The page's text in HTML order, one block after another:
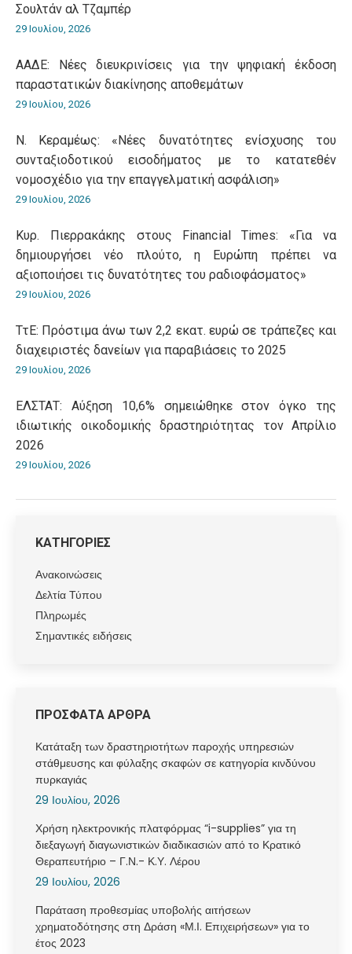
Σουλτάν αλ Τζαμπέρ
29 Ιουλίου, 2026
ΑΑΔΕ: Νέες διευκρινίσεις για την ψηφιακή έκδοση
παραστατικών διακίνησης αποθεμάτων
29 Ιουλίου, 2026
Ν. Κεραμέως: «Νέες δυνατότητες ενίσχυσης του
συνταξιοδοτικού εισοδήματος με το κατατεθέν
νομοσχέδιο για την επαγγελματική ασφάλιση»
29 Ιουλίου, 2026
Κυρ. Πιερρακάκης στους Financial Times: «Για να
δημιουργήσει νέο πλούτο, η Ευρώπη πρέπει να
αξιοποιήσει τις δυνατότητες του ραδιοφάσματος»
29 Ιουλίου, 2026
ΤτΕ: Πρόστιμα άνω των 2,2 εκατ. ευρώ σε τράπεζες και
διαχειριστές δανείων για παραβιάσεις το 2025
29 Ιουλίου, 2026
ΕΛΣΤΑΤ: Αύξηση 10,6% σημειώθηκε στον όγκο της
ιδιωτικής οικοδομικής δραστηριότητας τον Απρίλιο
2026
29 Ιουλίου, 2026
ΚΑΤΗΓΟΡΙΕΣ
Ανακοινώσεις
Δελτία Τύπου
Πληρωμές
Σημαντικές ειδήσεις
ΠΡΟΣΦΑΤΑ ΑΡΘΡΑ
Κατάταξη των δραστηριοτήτων παροχής υπηρεσιών
στάθμευσης και φύλαξης σκαφών σε κατηγορία κινδύνου
πυρκαγιάς
29 Ιουλίου, 2026
Χρήση ηλεκτρονικής πλατφόρμας “i-supplies” για τη
διεξαγωγή διαγωνιστικών διαδικασιών από το Κρατικό
Θεραπευτήριο – Γ.Ν.- Κ.Υ. Λέρου
29 Ιουλίου, 2026
Παράταση προθεσμίας υποβολής αιτήσεων
χρηματοδότησης στη Δράση «Μ.Ι. Επιχειρήσεων» για το
έτος 2023